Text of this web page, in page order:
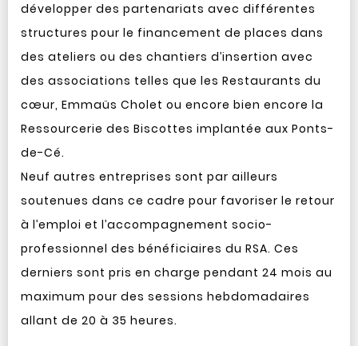
développer des partenariats avec différentes
structures pour le financement de places dans
des ateliers ou des chantiers d’insertion avec
des associations telles que les Restaurants du
cœur, Emmaüs Cholet ou encore bien encore la
Ressourcerie des Biscottes implantée aux Ponts-
de-Cé.
Neuf autres entreprises sont par ailleurs
soutenues dans ce cadre pour favoriser le retour
à l’emploi et l’accompagnement socio-
professionnel des bénéficiaires du RSA. Ces
derniers sont pris en charge pendant 24 mois au
maximum pour des sessions hebdomadaires
allant de 20 à 35 heures.